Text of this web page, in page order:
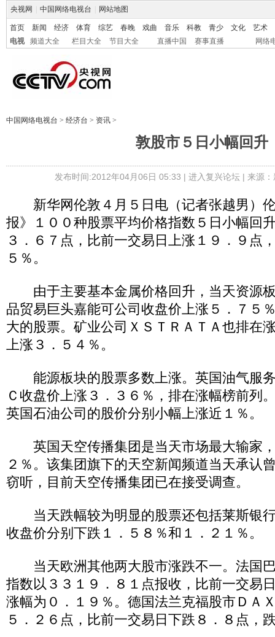
央视网 中国网络电视台 网站地图
首页 新闻 经济 体育 综艺 春晚 戏曲 音乐 科教 青少 文化
艺术
电视
频道大全 栏目大全 节目大全 直播中国 赛事直播 网络
中国网络电视台 > 经济台 > 资讯 >
敦股市５日小幅回升
发布时间:2012年04月06日 05:33 | 进入复兴论坛| 来源
新华网伦敦４月５日电（记者张越男）
报》１００种股票平均价格指数５日小幅回
３．６７点，比前一交易日上涨１９．９点
５％。
由于主要基本金属价格回升，当天资源
品贸易巨头嘉能可公司收盘价上涨５．７５
大的股票。矿业公司ＸＳＴＲＡＴＡ也排在
上涨３．５４％。
能源板块的股票多数上涨。英国油气服
Ｃ收盘价上涨３．３６％，排在涨幅榜前列
英国石油公司的股价分别小幅上涨近１％。
英国天空传播集团是当天市场最大输家
２％。该集团旗下的天空新闻频道当天承认
窃听，目前天空传播集团已在接受调查。
当天跌幅较为明显的股票还包括莱斯银
收盘价分别下跌１．５８％和１．２１％。
当天欧洲其他两大股市涨跌不一。法国
指数以３３１９．８１点报收，比前一交易
涨幅为０．１９％。德国法兰克福股市ＤＡ
５．２６点，比前一交易日下跌８．８点，